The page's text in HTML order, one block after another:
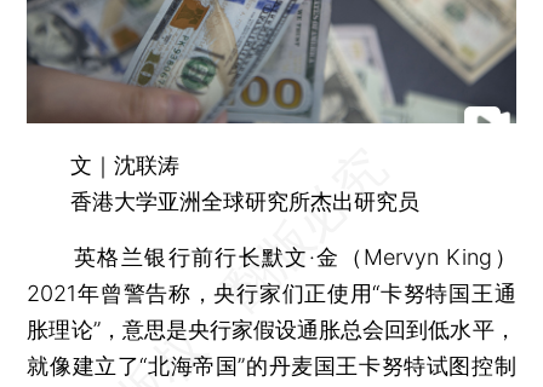
文｜沈联涛
香港大学亚洲全球研究所杰出研究员
英格兰银行前行长默文·金（Mervyn King）
2021年曾警告称，央行家们正使用“卡努特国王通
胀理论”，意思是央行家假设通胀总会回到低水平，
就像建立了“北海帝国”的丹麦国王卡努特试图控制